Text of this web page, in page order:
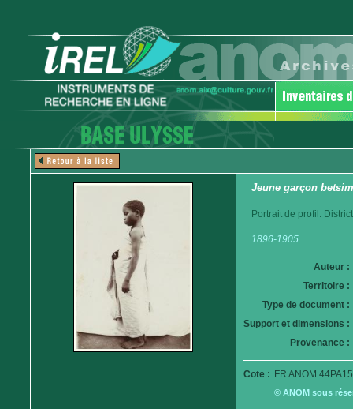
Jeune garçon
Portrait de profil.
1896-1905
Auteur :
Territoire :
Type de document :
Support et dimensions :
Provenance :
Cote : FR ANOM
© ANOM sous